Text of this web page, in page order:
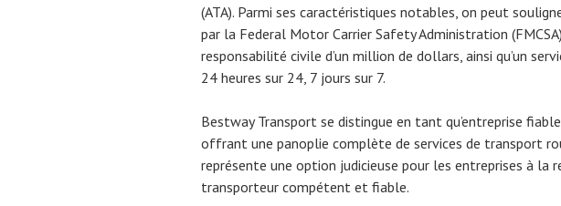
(ATA). Parmi ses caractéristiques notables, on peut
par la Federal Motor Carrier Safety Administration
responsabilité civile d’un million de dollars, ainsi qu’un
24 heures sur 24, 7 jours sur 7.
Bestway Transport se distingue en tant qu’entreprise
offrant une panoplie complète de services de transport
représente une option judicieuse pour les entreprises à la
transporteur compétent et fiable.